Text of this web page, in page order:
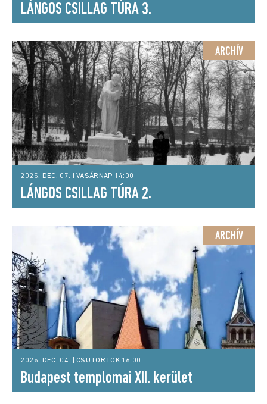
LÁNGOS CSILLAG TÚRA 3.
ARCHÍV
2025. DEC. 07. | VASÁRNAP 14:00
LÁNGOS CSILLAG TÚRA 2.
ARCHÍV
2025. DEC. 04. | CSÜTÖRTÖK 16:00
Budapest templomai XII. kerület